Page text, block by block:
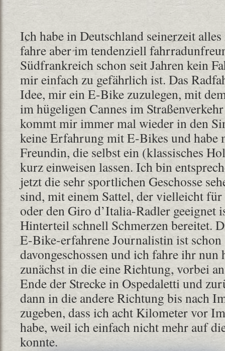
Ich habe in Deutschland seinerzeit
fahre aber im tendenziell
Südfrankreich schon seit Jahren kein
mir einfach zu gefährlich ist. Das
Idee, mir ein E-Bike zuzulegen, mit
im hügeligen Cannes im
kommt mir immer mal wieder in den
keine Erfahrung mit E-Bikes und habe
Freundin, die selbst ein (klassisches
kurz einweisen lassen. Ich bin
jetzt die sehr sportlichen Geschosse
sind, mit einem Sattel, der vielleicht
oder den Giro d’Italia-Radler geeignet
Hinterteil schnell Schmerzen bereitet.
E-Bike-erfahrene Journalistin ist
davongeschossen und ich fahre ihr
zunächst in die eine Richtung, vorbei
Ende der Strecke in Ospedaletti und
dann in die andere Richtung bis nach
zugeben, dass ich acht Kilometer vor
habe, weil ich einfach nicht mehr auf
konnte.